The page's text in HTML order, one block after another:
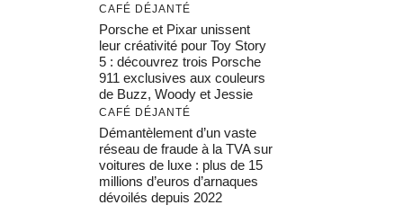
CAFÉ DÉJANTÉ
Porsche et Pixar unissent
leur créativité pour Toy Story
5 : découvrez trois Porsche
911 exclusives aux couleurs
de Buzz, Woody et Jessie
CAFÉ DÉJANTÉ
Démantèlement d’un vaste
réseau de fraude à la TVA sur
voitures de luxe : plus de 15
millions d’euros d’arnaques
dévoilés depuis 2022